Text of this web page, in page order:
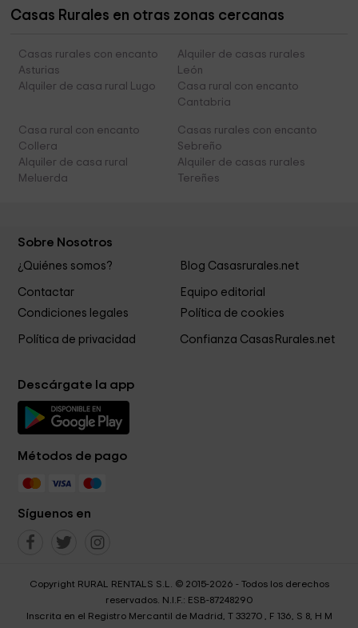
Casas Rurales en otras zonas cercanas
Casas rurales con encanto
Asturias
Alquiler de casas rurales
León
Alquiler de casa rural Lugo
Casa rural con encanto
Cantabria
Casa rural con encanto
Collera
Casas rurales con encanto
Sebreño
Alquiler de casa rural
Meluerda
Alquiler de casas rurales
Tereñes
Sobre Nosotros
¿Quiénes somos? Blog Casasrurales.net
Contactar
Equipo editorial
Condiciones legales
Política de cookies
Política de privacidad Confianza CasasRurales.net
Descárgate la app
Métodos de pago
Síguenos en
Copyright RURAL RENTALS S.L. © 2015-2026 - Todos los derechos
reservados. N.I.F.: ESB-87248290
Inscrita en el Registro Mercantil de Madrid, T 33270 , F 136, S 8, H M